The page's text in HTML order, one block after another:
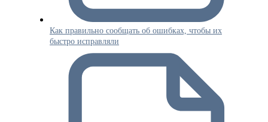
Как правильно сообщать об ошибках, чтобы их
быстро исправляли